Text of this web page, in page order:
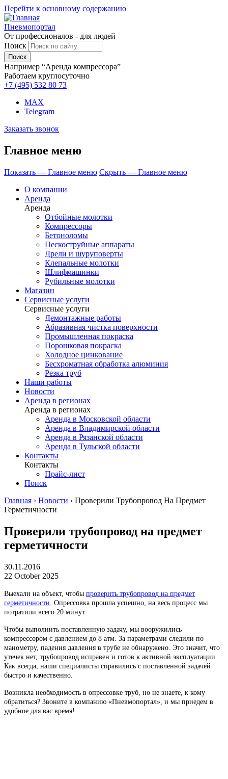
Перейти к основному содержанию
Пневмопортал
От профессионалов - для людей
Поиск
Например “Аренда компрессора”
Работаем круглосуточно
+7 (495) 532 80 73
MAX
Telegram
Заказать звонок
Главное меню
Показать — Главное меню Скрыть — Главное меню
О компании
Аренда
Аренда
Отбойные молотки
Компрессоры
Бетоноломы
Пескоструйные аппараты
Дрели и шуруповерты
Клепальные молотки
Шлифмашинки
Рубильные молотки
Магазин
Сервисные услуги
Сервисные услуги
Демонтажные работы
Абразивная чистка поверхности
Промышленная покраска
Порошковая покраска
Холодное цинкование
Бесхроматная обработка алюминия
Резка труб
Наши работы
Новости
Аренда в регионах
Аренда в регионах
Аренда в Московской области
Аренда в Владимирской области
Аренда в Рязанской области
Аренда в Тульской области
Контакты
Контакты
Прайс-лист
Поиск
Главная › Новости › Проверили Трубопровод На Предмет
Герметичности
Проверили трубопровод на предмет
герметичности
30.11.2016
22 October 2025
Выехали на объект, чтобы проверить трубопровод на предмет
герметичности . Опрессовка прошла успешно, на весь процесс мы
потратили всего 20 минут.
Чтобы выполнить поставленную задачу, мы вооружились
компрессором с давлением до 8 атм. За параметрами следили по
манометру, падения давления в трубе не обнаружено. Это значит, что
утечек нет, трубопровод исправен и готов к активной эксплуатации.
Как всегда, наши специалисты справились с поставленной задачей
быстро и качественно.
Возникла необходимость в опрессовке труб, но не знаете, к кому
обратиться? Звоните в компанию «Пневмопортал», и мы приедем в
удобное для вас время!